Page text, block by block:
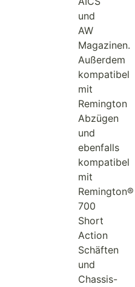
und
AW
Magazinen.
Außerdem
kompatibel
mit
Remington
Abzügen
und
ebenfalls
kompatibel
mit
Remington®
700
Short
Action
Schäften
und
Chassis-